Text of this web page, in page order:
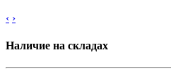
‹ ›
Наличие на складах